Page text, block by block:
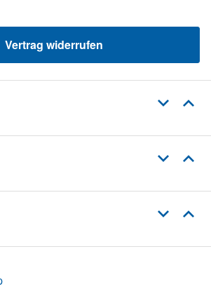
Vertrag widerrufen